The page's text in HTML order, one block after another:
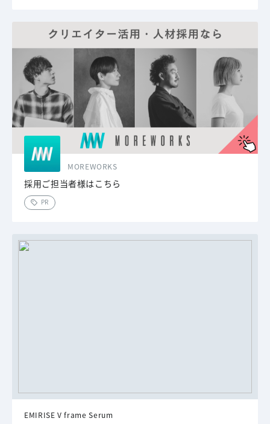
MOREWORKS
採用ご担当者様はこちら
PR
EMIRISE V frame Serum